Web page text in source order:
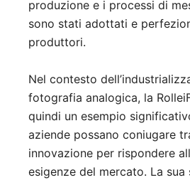
produzione e i processi di
sono stati adottati e
produttori.
Nel contesto
fotografia analogica, la
quindi un esempio
aziende possano coniugare
innovazione per rispondere
esigenze del mercato. La sua